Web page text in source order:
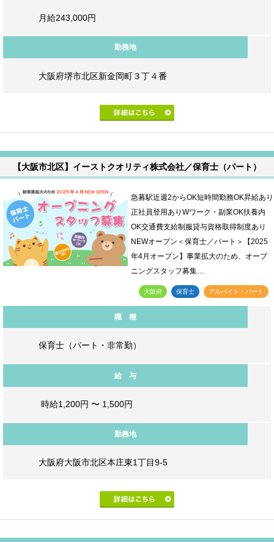
月給243,000円
勤務地
大阪府堺市北区新金岡町３丁４番
【大阪市北区】イーストクオリティ株式会社／保育士（パート）
急募駅近週2からOK短時間勤務OK昇給あり
正社員登用ありWワーク・副業OK扶養内
OK交通費支給制服貸与資格取得制度あり
NEWオープン＜保育士／パート＞【2025
年4月オープン】事業拡大のため、オープ
ニングスタッフ募集…
大阪府 保育士 アルバイト・パート
職 種
保育士（パート・非常勤）
給 与
時給1,200円 〜 1,500円
勤務地
大阪府大阪市北区本庄東1丁目9-5